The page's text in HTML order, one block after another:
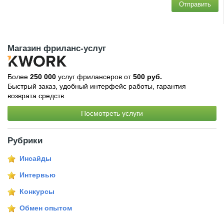
Отправить
Магазин фриланс-услуг
Более 250 000 услуг фрилансеров от500 руб.
Быстрый заказ, удобный интерфейс работы, гарантия
возврата средств.
Посмотреть услуги
Рубрики
Инсайды
Интервью
Конкурсы
Обмен опытом